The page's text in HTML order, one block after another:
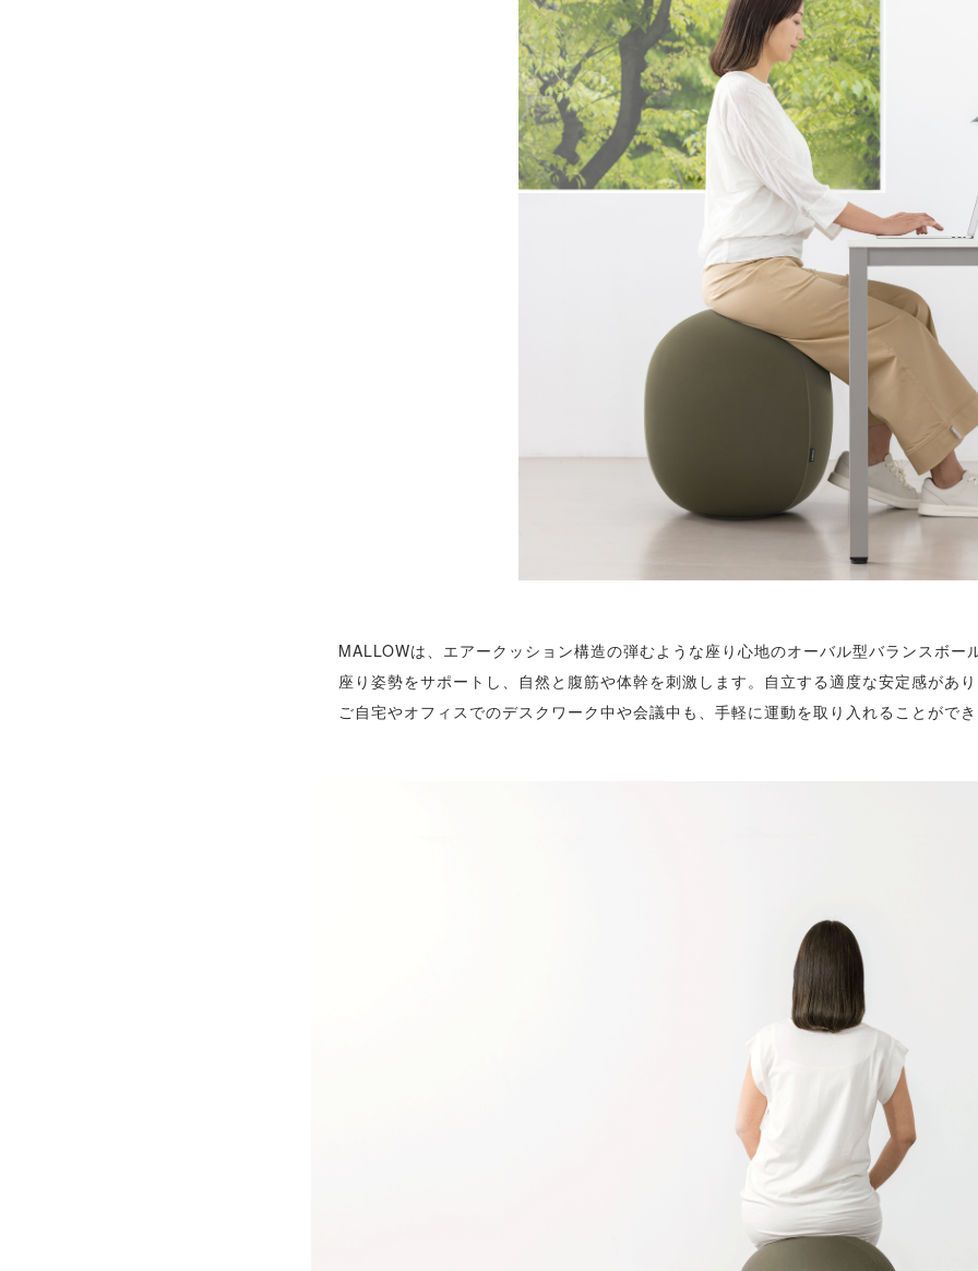
MALLOWは、エアークッション構造の弾むような座り心地のオーバル型バランスボ
座り姿勢をサポートし、自然と腹筋や体幹を刺激します。自立する適度な安定感があ
ご自宅やオフィスでのデスクワーク中や会議中も、手軽に運動を取り入れることがで